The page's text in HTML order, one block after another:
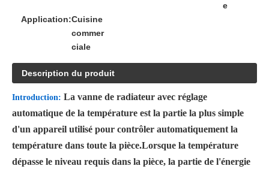
e
Application:Cuisine
commer
ciale
Description du produit
Introduction: La vanne de radiateur avec réglage
automatique de la température est la partie la plus simple
d'un appareil utilisé pour contrôler automatiquement la
température dans toute la pièce.Lorsque la température
dépasse le niveau requis dans la pièce, la partie de l'énergie